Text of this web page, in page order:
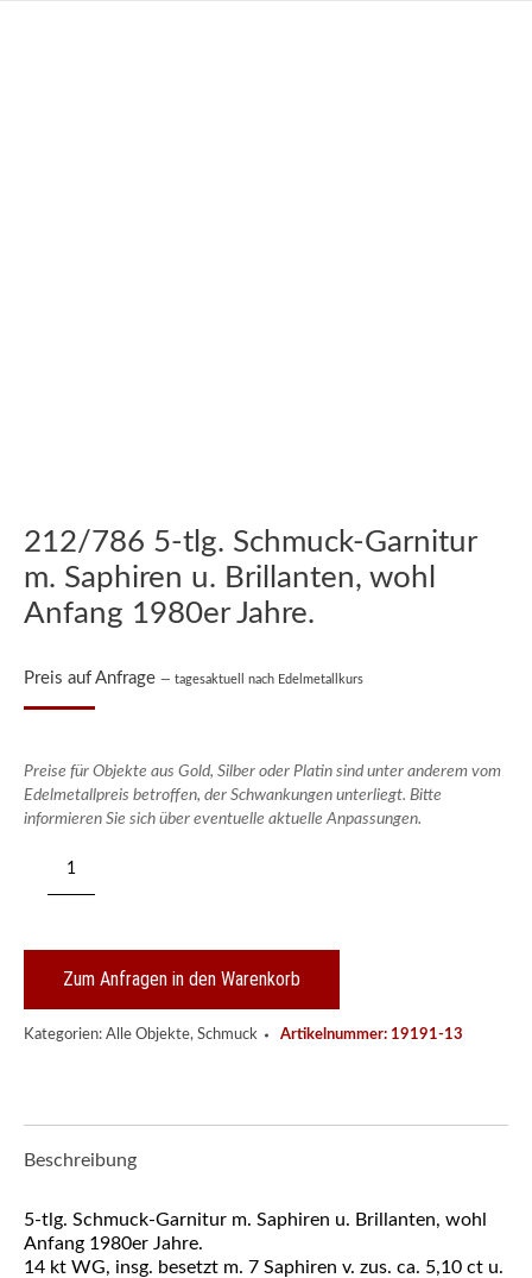
212/786 5-tlg. Schmuck-Garnitur
m. Saphiren u. Brillanten, wohl
Anfang 1980er Jahre.
Preis auf Anfrage — tagesaktuell nach Edelmetallkurs
Preise für Objekte aus Gold, Silber oder Platin sind unter anderem vom
Edelmetallpreis betroffen, der Schwankungen unterliegt. Bitte
informieren Sie sich über eventuelle aktuelle Anpassungen.
tlg.
Garnitur
Brillanten,
Menge
Zum Anfragen in den Warenkorb
Kategorien: Alle Objekte, Schmuck Artikelnummer: 19191-13
Beschreibung
5-tlg. Schmuck-Garnitur m. Saphiren u. Brillanten, wohl
Anfang 1980er Jahre.
14 kt WG, insg. besetzt m. 7 Saphiren v. zus. ca. 5,10 ct u.